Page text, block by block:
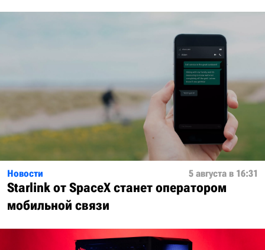
Новости 5 августа в 16:31
Starlink от SpaceX станет оператором
мобильной связи